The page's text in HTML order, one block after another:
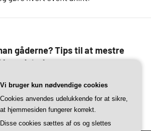
gåderne? Tips til at mestre
Næste indlæg
fødselsdag med escape room
i københavn
Vi bruger kun nødvendige cookies
Cookies anvendes udelukkende for at sikre,
at hjemmesiden fungerer korrekt.
Disse cookies sættes af os og slettes